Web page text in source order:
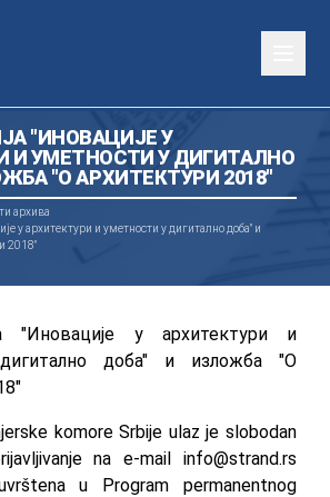
"ИНОВАЦИЈЕ У
И УМЕТНОСТИ У ДИГИТАЛНО
"О АРХИТЕКТУРИ 2018"
архива
у архитектури и уметности у дигитално доба" и
2018"
komore Srbije ulaz je slobodan
na e-mailinfo@strand.rs
u Program permanentnog